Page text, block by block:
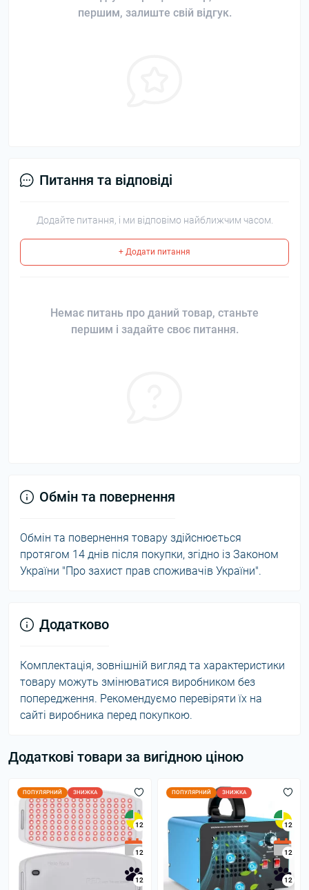
першим, залиште свій відгук.
Питання та відповіді
Додайте питання, і ми відповімо найближчим часом.
+ Додати питання
Немає питань про даний товар, станьте
першим і задайте своє питання.
Обмін та повернення
Обмін та повернення товару здійснюється
протягом 14 днів після покупки, згідно із Законом
України "Про захист прав споживачів України".
Додатково
Комплектація, зовнішній вигляд та характеристики
товару можуть змінюватися виробником без
попередження. Рекомендуємо перевіряти їх на
сайті виробника перед покупкою.
Додаткові товари за вигідною ціною
ПОПУЛЯРНИЙ ЗНИЖКА
12
12
12
ПОПУЛЯРНИЙ ЗНИЖКА
12
12
12